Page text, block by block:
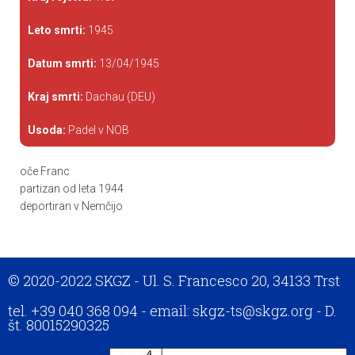
Leto smrti: 1945
Datum smrti: 13/04/1945
Kraj smrti: Dachau (DEU)
Usoda: Padel v NOB
oče Franc
partizan od leta 1944
deportiran v Nemčijo
© 2020-2022 SKGZ - Ul. S. Francesco 20, 34133 Trst
tel. +39 040 368 094 - email: skgz-ts@skgz.org - D.
št. 80015290325